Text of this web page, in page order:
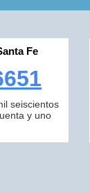
Fe
seiscientos
y uno